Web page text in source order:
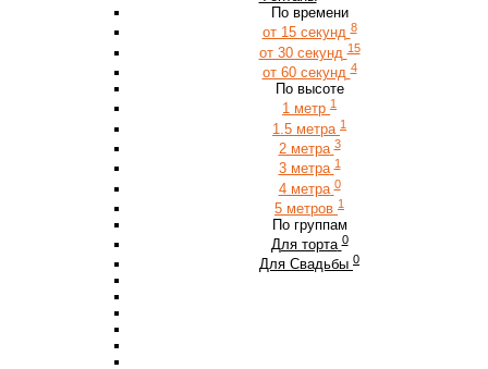
По времени
от 15 секунд 8
от 30 секунд 15
от 60 секунд 4
По высоте
1 метр 1
1.5 метра 1
2 метра 3
3 метра 1
4 метра 0
5 метров 1
По группам
Для торта 0
Для Свадьбы 0